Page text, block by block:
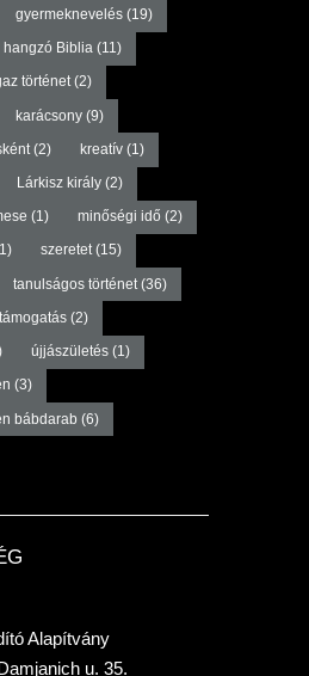
gyermeknevelés(19)
hangzó Biblia(11)
történet(2)
karácsony(9)
(2) kreatív(1)
Lárkisz király(2)
(1) minőségi idő (2)
szeretet(15)
tanulságos történet(36)
támogatás(2)
újjászületés(1)
(3)
bábdarab (6)
Alapítvány
u. 35.